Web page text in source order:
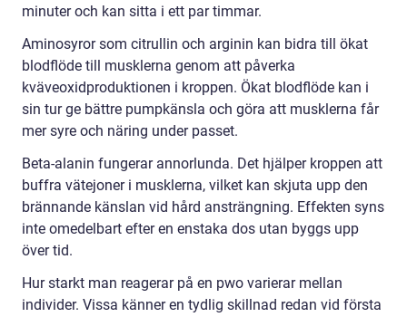
minuter och kan sitta i ett par timmar.
Aminosyror som citrullin och arginin kan bidra till ökat
blodflöde till musklerna genom att påverka
kväveoxidproduktionen i kroppen. Ökat blodflöde kan i
sin tur ge bättre pumpkänsla och göra att musklerna får
mer syre och näring under passet.
Beta-alanin fungerar annorlunda. Det hjälper kroppen att
buffra vätejoner i musklerna, vilket kan skjuta upp den
brännande känslan vid hård ansträngning. Effekten syns
inte omedelbart efter en enstaka dos utan byggs upp
över tid.
Hur starkt man reagerar på en pwo varierar mellan
individer. Vissa känner en tydlig skillnad redan vid första